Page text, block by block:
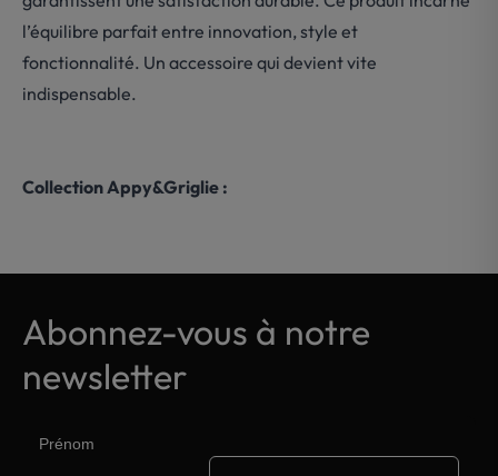
l’équilibre parfait entre innovation, style et
fonctionnalité. Un accessoire qui devient vite
indispensable.
Collection Appy&Griglie :
Abonnez-vous à notre
newsletter
Prénom